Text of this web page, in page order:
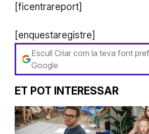
[ficentrareport]
[enquestaregistre]
Escull Criar com la teva font
Google
ET POT INTERESSAR